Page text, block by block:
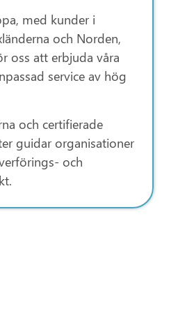
med kunder i
och Norden,
oss att erbjuda våra
service av hög
och certifierade
guidar organisationer
och